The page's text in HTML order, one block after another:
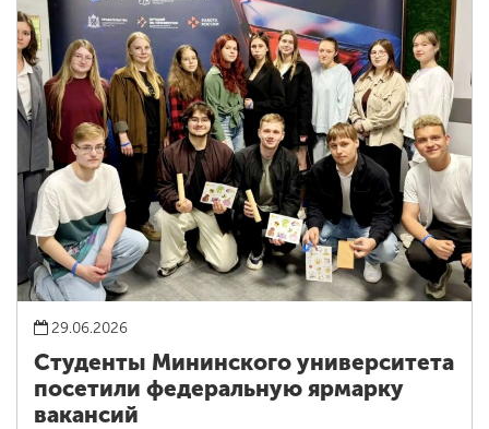
29.06.2026
Студенты Мининского университета
посетили федеральную ярмарку
вакансий